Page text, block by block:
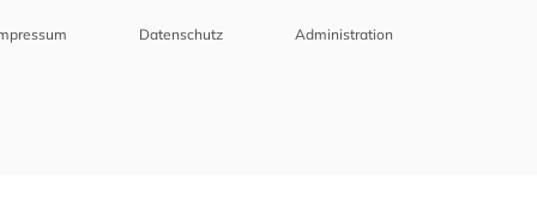
Datenschutz Administration